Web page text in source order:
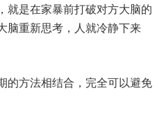
就是在家暴前打破对方大脑的
脑重新思考，人就冷静下来
的方法相结合，完全可以避免